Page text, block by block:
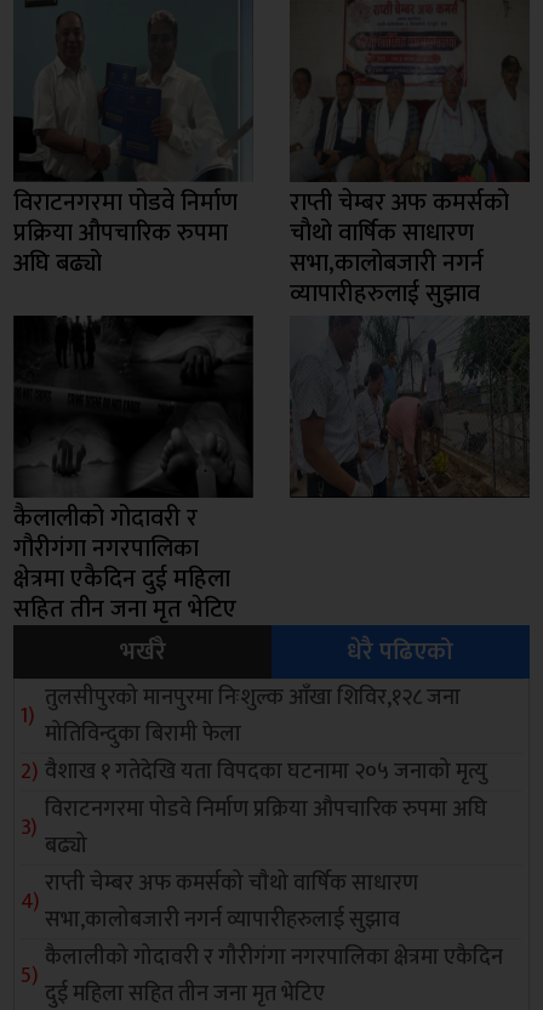
विराटनगरमा पोडवे निर्माण
प्रक्रिया औपचारिक रुपमा
अघि बढ्यो
राप्ती चेम्बर अफ कमर्सको
चाैथो वार्षिक साधारण
सभा,कालोबजारी नगर्न
व्यापारीहरुलाई सुझाव
कैलालीको गोदावरी र
गौरीगंगा नगरपालिका
क्षेत्रमा एकैदिन दुई महिला
सहित तीन जना मृत भेटिए
भर्खरै
धेरै पढिएको
तुलसीपुरको मानपुरमा निःशुल्क आँखा शिविर,१२८ जना
मोतिविन्दुका बिरामी फेला
वैशाख १ गतेदेखि यता विपदका घटनामा २०५ जनाको मृत्यु
विराटनगरमा पोडवे निर्माण प्रक्रिया औपचारिक रुपमा अघि
बढ्यो
राप्ती चेम्बर अफ कमर्सको चाैथो वार्षिक साधारण
सभा,कालोबजारी नगर्न व्यापारीहरुलाई सुझाव
कैलालीको गोदावरी र गौरीगंगा नगरपालिका क्षेत्रमा एकैदिन
दुई महिला सहित तीन जना मृत भेटिए